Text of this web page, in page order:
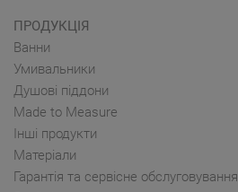
ПРОДУКЦІЯ
Ванни
Умивальники
Душові піддони
Made to Measure
Інші продукти
Матеріали
Гарантія та сервісне обслуговування